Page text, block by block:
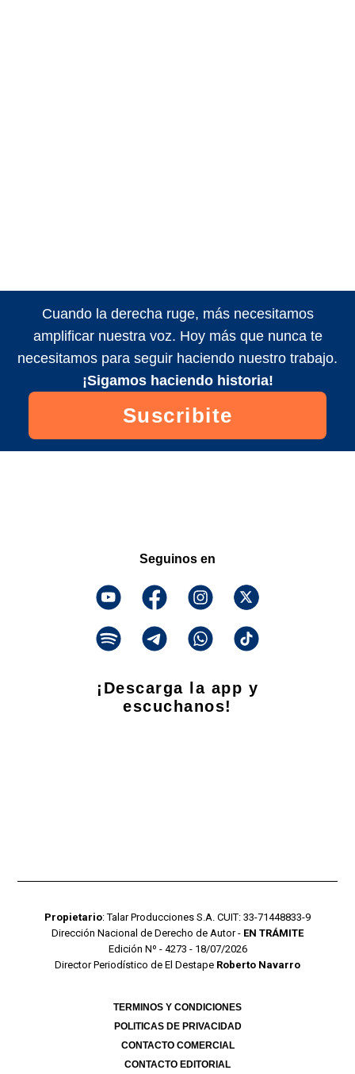
Cuando la derecha ruge, más necesitamos
amplificar nuestra voz. Hoy más que nunca te
necesitamos para seguir haciendo nuestro trabajo.
¡Sigamos haciendo historia!
Suscribite
Seguinos en
¡Descarga la app y
escuchanos!
Propietario: Talar Producciones S.A. CUIT: 33-71448833-9
Dirección Nacional de Derecho de Autor - EN TRÁMITE
Edición Nº - 4273 - 18/07/2026
Director Periodístico de El Destape Roberto Navarro
TERMINOS Y CONDICIONES
POLITICAS DE PRIVACIDAD
CONTACTO COMERCIAL
CONTACTO EDITORIAL